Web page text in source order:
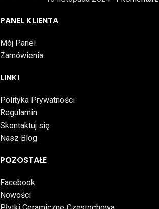
PANEL KLIENTA
Mój Panel
Zamówienia
LINKI
Polityka Prywatności
Regulamin
Skontaktuj się
Nasz Blog
POZOSTAŁE
Facebook
Nowości